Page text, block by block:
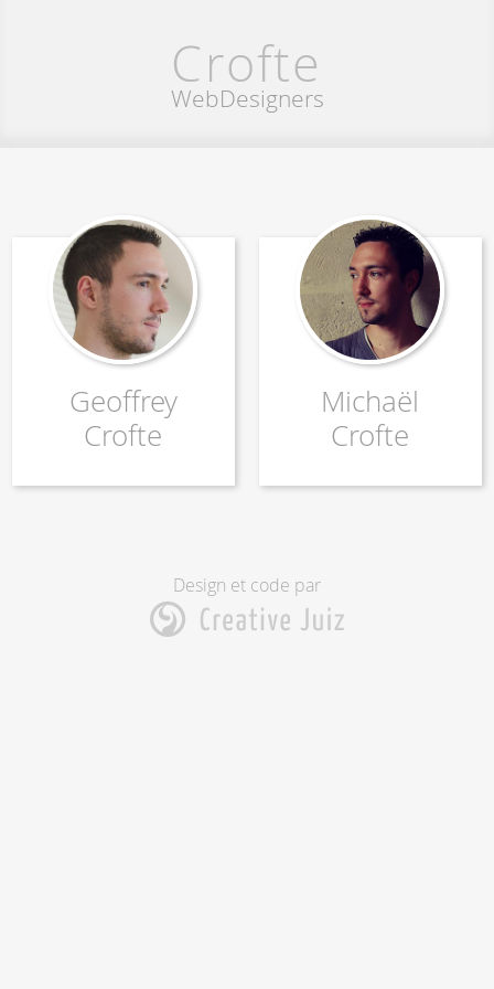
Crofte
WebDesigners
Geoffrey
Crofte
Michaël
Crofte
Design et code par